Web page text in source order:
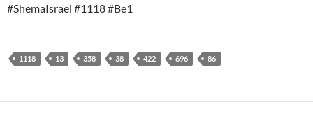
#ShemaIsrael #1118 #Be1
1118 13 358 38 422 696 86